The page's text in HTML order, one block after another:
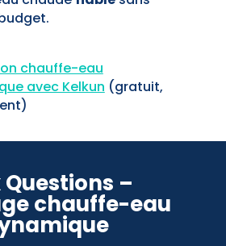
chauffe-eau
avec Kelkun (gratuit,
Questions –
chauffe-eau